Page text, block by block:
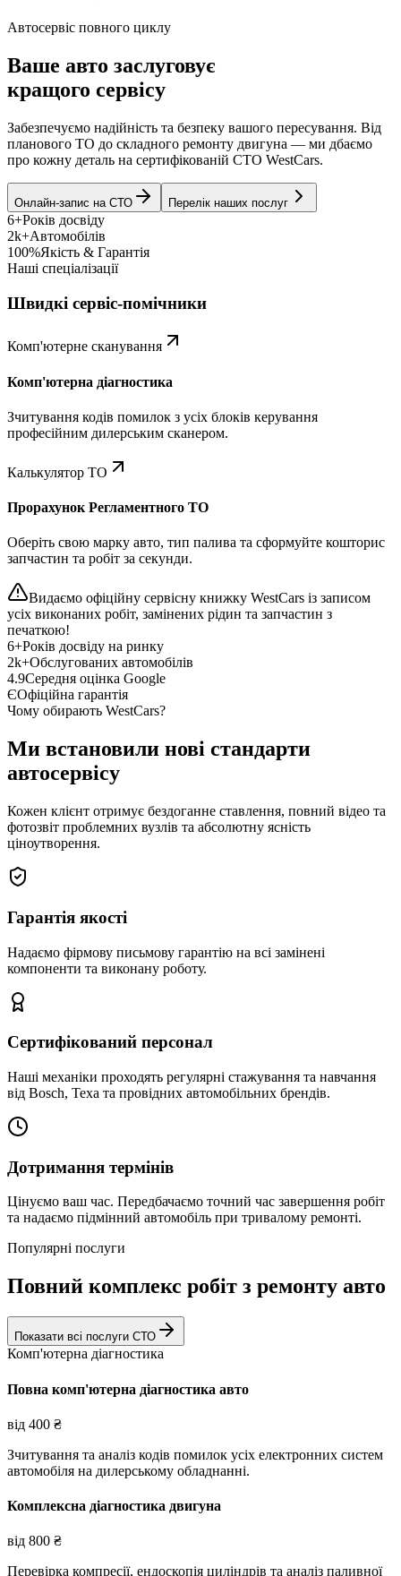
Автосервіс повного циклу
Ваше авто заслуговує
кращого сервісу
Забезпечуємо надійність та безпеку вашого пересування. Від
планового ТО до складного ремонту двигуна — ми дбаємо
про кожну деталь на сертифікованій СТО WestCars.
Онлайн-запис на СТО Перелік наших послуг
6+Років досвіду
2k+Автомобілів
100%Якість & Гарантія
Наші спеціалізації
Швидкі сервіс-помічники
Комп'ютерне сканування
Комп'ютерна діагностика
Зчитування кодів помилок з усіх блоків керування
професійним дилерським сканером.
Калькулятор ТО
Прорахунок Регламентного ТО
Оберіть свою марку авто, тип палива та сформуйте кошторис
запчастин та робіт за секунди.
Видаємо офіційну сервісну книжку WestCars із записом
усіх виконаних робіт, замінених рідин та запчастин з
печаткою!
6+Років досвіду на ринку
2k+Обслугованих автомобілів
4.9Середня оцінка Google
ЄОфіційна гарантія
Чому обирають WestCars?
Ми встановили нові стандарти
автосервісу
Кожен клієнт отримує бездоганне ставлення, повний відео та
фотозвіт проблемних вузлів та абсолютну ясність
ціноутворення.
Гарантія якості
Надаємо фірмову письмову гарантію на всі замінені
компоненти та виконану роботу.
Сертифікований персонал
Наші механіки проходять регулярні стажування та навчання
від Bosch, Texa та провідних автомобільних брендів.
Дотримання термінів
Цінуємо ваш час. Передбачаємо точний час завершення робіт
та надаємо підмінний автомобіль при тривалому ремонті.
Популярні послуги
Повний комплекс робіт з ремонту авто
Показати всі послуги СТО
Комп'ютерна діагностика
Повна комп'ютерна діагностика авто
від 400 ₴
Зчитування та аналіз кодів помилок усіх електронних систем
автомобіля на дилерському обладнанні.
Комплексна діагностика двигуна
від 800 ₴
Перевірка компресії, ендоскопія циліндрів та аналіз паливної